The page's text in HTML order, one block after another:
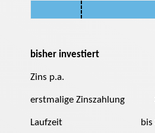
bisher investiert
Zins p.a.
erstmalige Zinszahlung
Laufzeit bis